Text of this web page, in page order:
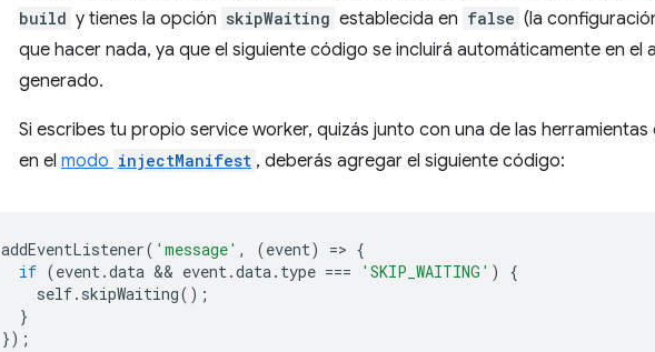
build y tienes la opción skipWaiting establecida en false (la
que hacer nada, ya que el siguiente código se incluirá automáticamente en el
generado.
Si escribes tu propio service worker, quizás junto con una de las
en el modo injectManifest , deberás agregar el siguiente código:
addEventListener( 'message' , (event) => {
if (event.data && event.data. type === 'SKIP_WAITING' )
{
self. skipWaiting();
}
});